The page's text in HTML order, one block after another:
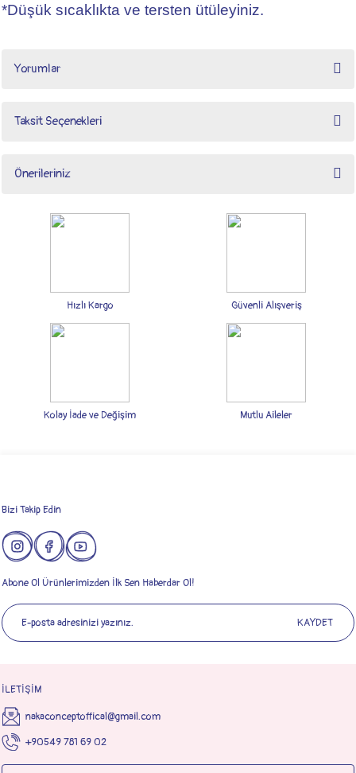
*Düşük sıcaklıkta ve tersten ütüleyiniz.
Yorumlar
Taksit Seçenekleri
Önerileriniz
Bu ürünün fiyat bilgisi, resim, ürün açıklamalarında ve diğer konularda yetersiz
gördüğünüz noktaları öneri formunu kullanarak tarafımıza iletebilirsiniz.
Ürün açıklamasında eksik bilgiler bulunuyor.
Ürün bilgilerinde hatalar bulunuyor.
Hızlı Kargo Güvenli Alışveriş
Kolay İade ve Değişim Mutlu Aileler
Bizi Takip Edin
Abone Ol Ürünlerimizden İlk Sen Haberdar Ol!
KAYDET
İLETİŞİM
nakaconceptoffical@gmail.com
+90549 781 69 02